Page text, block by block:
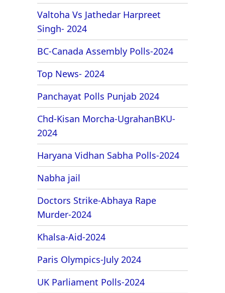
Valtoha Vs Jathedar Harpreet
Singh- 2024
BC-Canada Assembly Polls-2024
Top News- 2024
Panchayat Polls Punjab 2024
Chd-Kisan Morcha-UgrahanBKU-
2024
Haryana Vidhan Sabha Polls-2024
Nabha jail
Doctors Strike-Abhaya Rape
Murder-2024
Khalsa-Aid-2024
Paris Olympics-July 2024
UK Parliament Polls-2024